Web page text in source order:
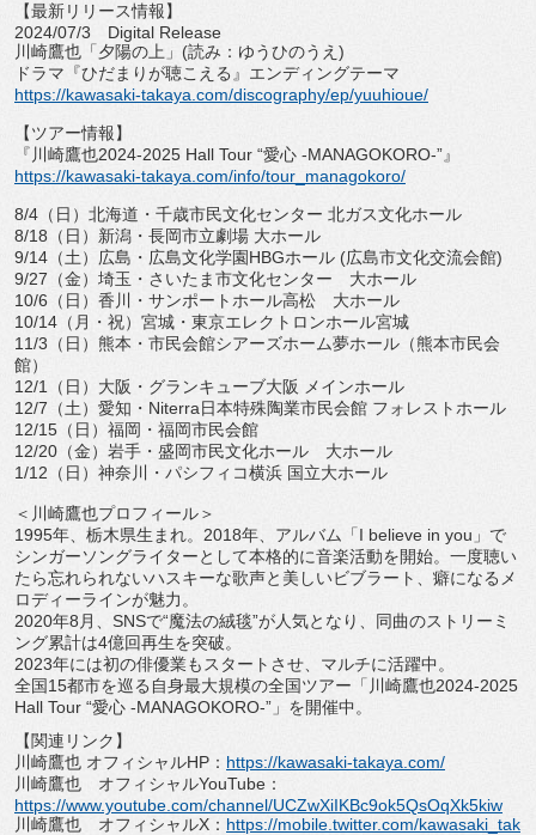
【最新リリース情報】
2024/07/3 Digital Release
川崎鷹也「夕陽の上」(読み：ゆうひのうえ)
ドラマ『ひだまりが聴こえる』エンディングテーマ
https://kawasaki-takaya.com/discography/ep/yuuhioue/
【ツアー情報】
『川崎鷹也2024-2025 Hall Tour “愛心 -MANAGOKORO-”』
https://kawasaki-takaya.com/info/tour_managokoro/
8/4（日）北海道・千歳市民文化センター 北ガス文化ホール
8/18（日）新潟・長岡市立劇場 大ホール
9/14（土）広島・広島文化学園HBGホール (広島市文化交流会館)
9/27（金）埼玉・さいたま市文化センター 大ホール
10/6（日）香川・サンポートホール高松 大ホール
10/14（月・祝）宮城・東京エレクトロンホール宮城
11/3（日）熊本・市民会館シアーズホーム夢ホール（熊本市民会
館）
12/1（日）大阪・グランキューブ大阪 メインホール
12/7（土）愛知・Niterra日本特殊陶業市民会館 フォレストホール
12/15（日）福岡・福岡市民会館
12/20（金）岩手・盛岡市民文化ホール 大ホール
1/12（日）神奈川・パシフィコ横浜 国立大ホール
＜川崎鷹也プロフィール＞
1995年、栃木県生まれ。2018年、アルバム「I believe in you」 で
シンガーソングライターとして本格的に音楽活動を開始。 一度聴い
たら忘れられないハスキーな歌声と美しいビブラート、 癖になるメ
ロディーラインが魅力。
2020年8月、SNSで“魔法の絨毯”が人気となり、 同曲のストリーミ
ング累計は4億回再生を突破。
2023年には初の俳優業もスタートさせ、マルチに活躍中。
全国15都市を巡る自身最大規模の全国ツアー「 川崎鷹也2024-2025
Hall Tour “愛心 -MANAGOKORO-”」を開催中。
【関連リンク】
川崎鷹也 オフィシャルHP： https://kawasaki-takaya.com/
川崎鷹也 オフィシャルYouTube：
https://www.youtube.com/channel/UCZwXiIKBc9ok5QsOqXk5kiw
川崎鷹也 オフィシャルX： https://mobile. twitter.com/kawasaki_tak